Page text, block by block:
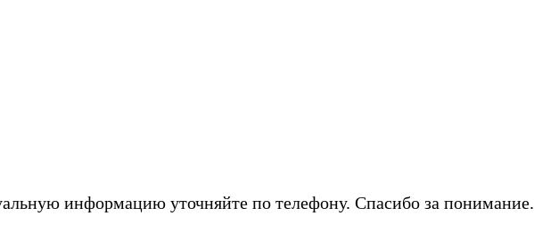
информацию уточняйте по телефону. Спасибо за понимание.